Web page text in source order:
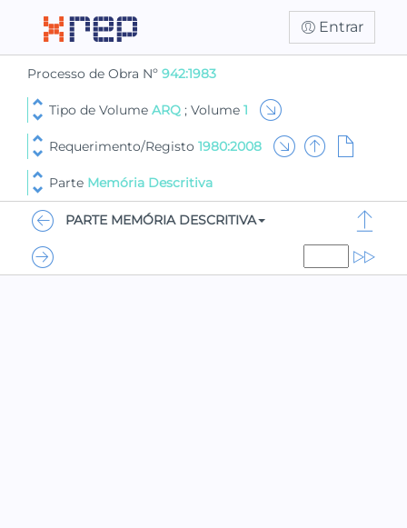
Entrar
Processo de Obra Nº 942:1983
Tipo de Volume ARQ ; Volume 1
Requerimento/Registo 1980:2008
Parte Memória Descritiva
PARTE MEMÓRIA DESCRITIVA